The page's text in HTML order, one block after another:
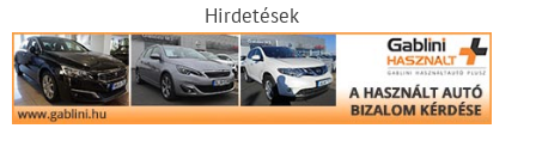
Hirdetések